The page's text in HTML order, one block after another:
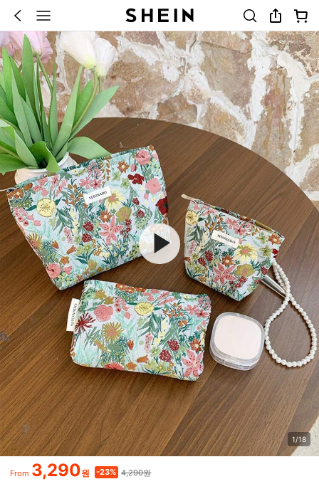
1/18
From 3,290원 -23% 4,290원